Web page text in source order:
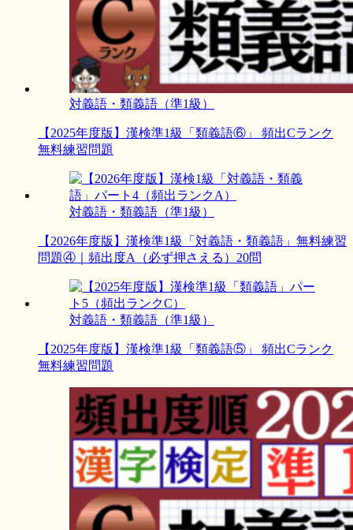
対義語・類義語（準1級）
【2025年度版】漢検準1級「類義語⑥」 頻出Cランク
無料練習問題
対義語・類義語（準1級）
【2026年度版】漢検準1級「対義語・類義語」無料練習
問題④｜頻出度A（必ず押さえる）20問
対義語・類義語（準1級）
【2025年度版】漢検準1級「類義語⑤」 頻出Cランク
無料練習問題